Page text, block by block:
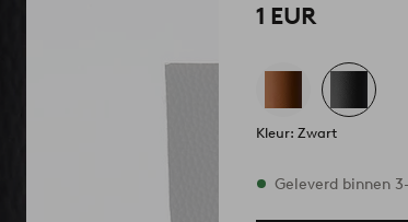
1 EUR
Kleur: Zwart
Op voorraad
Geleverd binnen